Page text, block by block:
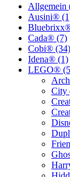
Allgemein
Ausini®
Cada® (7)
Cobi® (34)
Idena® (1)
LEGO®
City